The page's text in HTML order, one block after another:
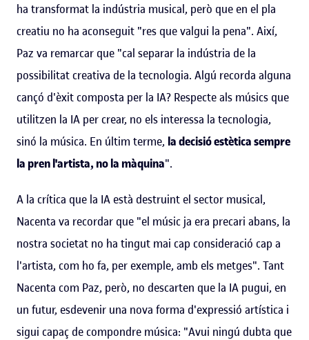
ha transformat la indústria musical, però que en el pla
creatiu no ha aconseguit "res que valgui la pena". Així,
Paz va remarcar que "cal separar la indústria de la
possibilitat creativa de la tecnologia. Algú recorda alguna
cançó d'èxit composta per la IA? Respecte als músics que
utilitzen la IA per crear, no els interessa la tecnologia,
sinó la música. En últim terme, la decisió estètica sempre
la pren l'artista, no la màquina".
A la crítica que la IA està destruint el sector musical,
Nacenta va recordar que "el músic ja era precari abans, la
nostra societat no ha tingut mai cap consideració cap a
l'artista, com ho fa, per exemple, amb els metges". Tant
Nacenta com Paz, però, no descarten que la IA pugui, en
un futur, esdevenir una nova forma d'expressió artística i
sigui capaç de compondre música: "Avui ningú dubta que